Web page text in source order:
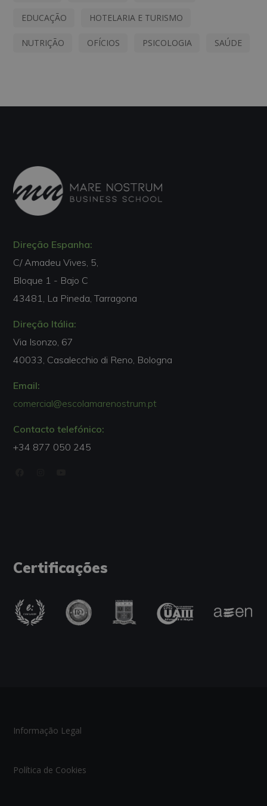
EDUCAÇÃO HOTELARIA E TURISMO
NUTRIÇÃO OFÍCIOS PSICOLOGIA SAÚDE
Direção Espanha:
C/ Amadeu Vives, 5,
Bloque 1 - Bajo C
43481, La Pineda, Tarragona
Direção Itália:
Via Isonzo, 67
40033, Casalecchio di Reno, Bologna
Email:
comercial@escolamarenostrum.pt
Contacto telefónico:
+34 877 050 245
Certificações
Informação Legal
Política de Cookies